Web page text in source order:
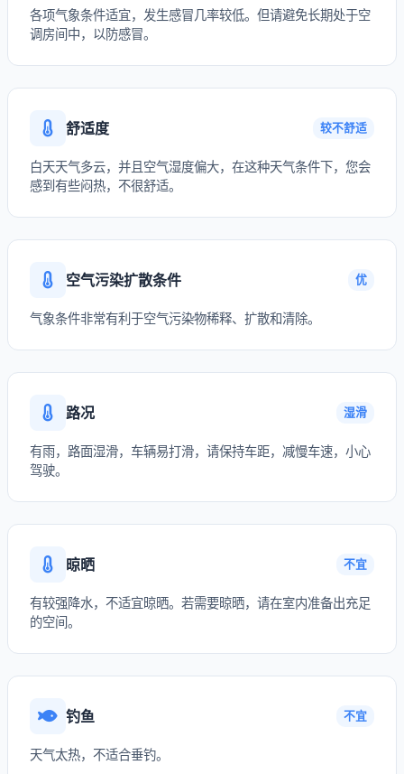
各项气象条件适宜，发生感冒几率较低。但请避免长期处于空
调房间中，以防感冒。
舒适度 较不舒适
白天天气多云，并且空气湿度偏大，在这种天气条件下，您会
感到有些闷热，不很舒适。
空气污染扩散条件 优
气象条件非常有利于空气污染物稀释、扩散和清除。
路况 湿滑
有雨，路面湿滑，车辆易打滑，请保持车距，减慢车速，小心
驾驶。
晾晒 不宜
有较强降水，不适宜晾晒。若需要晾晒，请在室内准备出充足
的空间。
钓鱼 不宜
天气太热，不适合垂钓。